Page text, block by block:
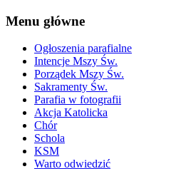
Menu główne
Ogłoszenia parafialne
Intencje Mszy Św.
Porządek Mszy Św.
Sakramenty Św.
Parafia w fotografii
Akcja Katolicka
Chór
Schola
KSM
Warto odwiedzić